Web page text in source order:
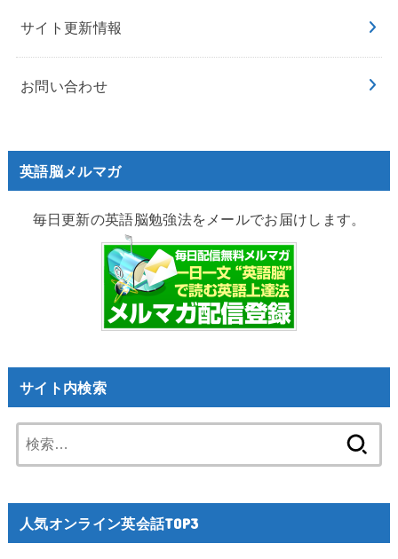
サイト更新情報
お問い合わせ
英語脳メルマガ
毎日更新の英語脳勉強法をメールでお届けします。
サイト内検索
索:
人気オンライン英会話TOP3